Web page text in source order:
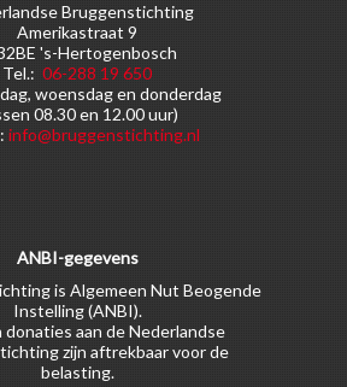
Bruggenstichting
Amerikastraat 9
's-Hertogenbosch
Tel.: 06-288 19 650
woensdag en donderdag
08.30 en 12.00 uur)
info@bruggenstichting.nl
ANBI-gegevens
is Algemeen Nut Beogende
Instelling (ANBI).
aan de Nederlandse
zijn aftrekbaar voor de
belasting.